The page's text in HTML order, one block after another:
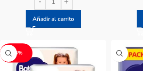
Añadir al carrito
-14%